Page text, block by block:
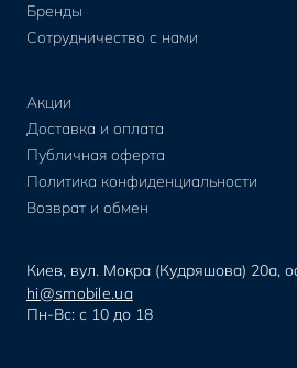
Бренды
Сотрудничество с нами
Акции
Доставка и оплата
Публичная оферта
Политика конфиденциальности
Возврат и обмен
Киев, вул. Мокра (Кудряшова) 20а,
hi@smobile.ua
Пн-Вс: с 10 до 18